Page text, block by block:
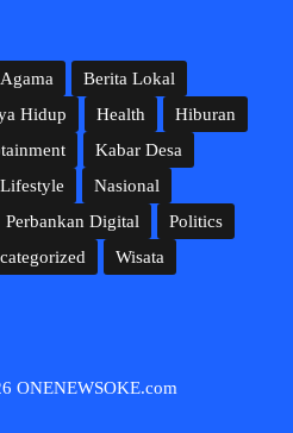
Berita Lokal
Hidup Health
Hiburan
Kabar Desa
Lifestyle
Nasional
Perbankan Digital
Politics
Wisata
ONENEWSOKE.com